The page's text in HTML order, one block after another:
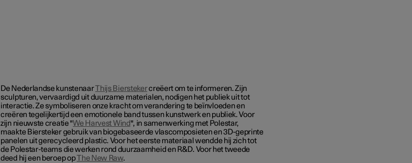
De Nederlandse kunstenaarThijs Bierstekercreëert om te informeren. Zijn
sculpturen, vervaardigd uit duurzame materialen, nodigen het publiek uit tot
interactie. Ze symboliseren onze kracht om verandering te beïnvloeden en
creëren tegelijkertijd een emotionele band tussen kunstwerk en publiek. Voor
zijn nieuwste creatie "We Harvest Wind", in samenwerking met Polestar,
maakte Biersteker gebruik van biogebaseerde vlascomposieten en 3D-geprinte
panelen uit gerecycleerd plastic. Voor het eerste materiaal wendde hij zich tot
de Polestar-teams die werken rond duurzaamheid en R&D. Voor het tweede
deed hij een beroep opThe New Raw.